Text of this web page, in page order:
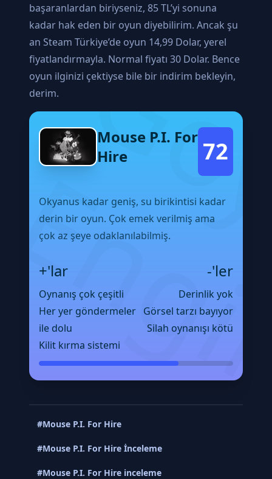
başaranlardan biriyseniz, 85 TL’yi sonuna
kadar hak eden bir oyun diyebilirim. Ancak şu
an Steam Türkiye’de oyun 14,99 Dolar, yerel
fiyatlandırmayla. Normal fiyatı 30 Dolar. Bence
oyun ilginizi çektiyse bile bir indirim bekleyin,
derim.
Mouse P.I. For
Hire
72
Okyanus kadar geniş, su birikintisi kadar
derin bir oyun. Çok emek verilmiş ama
çok az şeye odaklanılabilmiş.
+'lar -'ler
Oynanış çok çeşitli
Her yer göndermeler
ile dolu
Kilit kırma sistemi
Derinlik yok
Görsel tarzı bayıyor
Silah oynanışı kötü
#Mouse P.I. For Hire
#Mouse P.I. For Hire İnceleme
#Mouse P.I. For Hire inceleme